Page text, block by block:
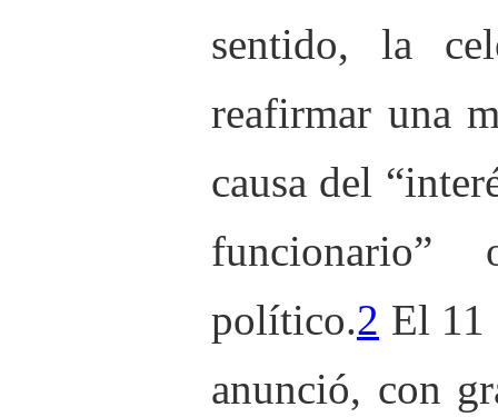
sentido, la
reafirmar una
causa del
político.2 El 11
anunció, con